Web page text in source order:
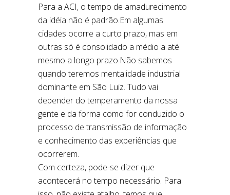
Para a ACI, o tempo de amadurecimento
da idéia não é padrão.Em algumas
cidades ocorre a curto prazo, mas em
outras só é consolidado a médio a até
mesmo a longo prazo.Não sabemos
quando teremos mentalidade industrial
dominante em São Luiz. Tudo vai
depender do temperamento da nossa
gente e da forma como for conduzido o
processo de transmissão de informação
e conhecimento das experiências que
ocorrerem.
Com certeza, pode-se dizer que
acontecerá no tempo necessário. Para